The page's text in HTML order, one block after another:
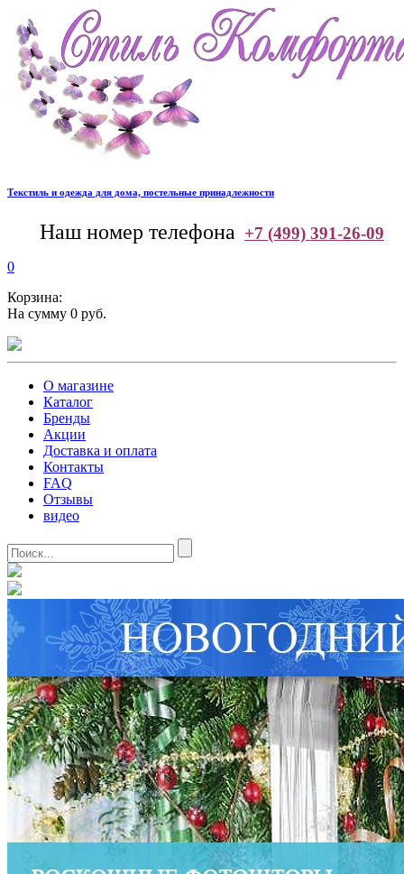
Текстиль и одежда для дома, постельные принадлежности
Наш номер телефона +7 (499) 391-26-09
0
Корзина:
На сумму 0 руб.
О магазине
Каталог
Бренды
Акции
Доставка и оплата
Контакты
FAQ
Отзывы
видео